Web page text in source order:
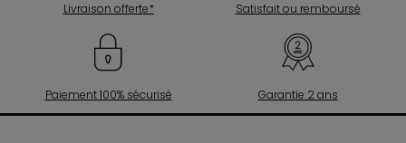
Livraison offerte* Satisfait ou remboursé
Paiement 100% sécurisé Garantie 2 ans